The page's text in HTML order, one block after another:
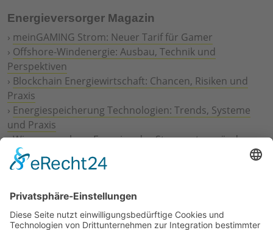
Energieversorger Magazin
› meinGAMING Strom: Neuer Tarif für Gamer
› Offshore-Windenergie: Ausbau, Technik und
Perspektiven
› Blockchain Energiewirtschaft: Chancen, Risiken und
Praxis
› Energiespeicherung Technologien: Trends, Systeme
und Praxis
›Wie erneuerbare Energien das Stromnetz verändern
Digitalisierung Energiewirtschaft: Effizienz, Netze und
Prozesse
Geschäftsmodelle
›Vorstandswechsel Westenergie: Böddeling übernimmt
befristet